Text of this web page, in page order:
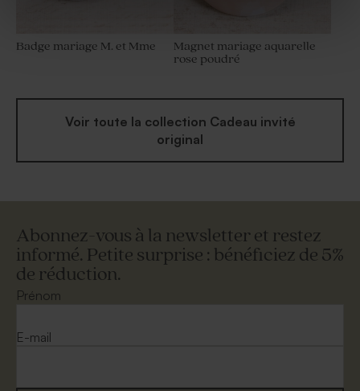
Badge mariage M. et Mme
Magnet mariage aquarelle
rose poudré
Voir toute la collection Cadeau invité
original
Abonnez-vous à la newsletter et restez
informé. Petite surprise : bénéficiez de 5%
de réduction.
Prénom
E-mail